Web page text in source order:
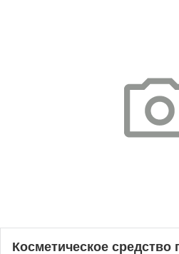
Косметическое средство